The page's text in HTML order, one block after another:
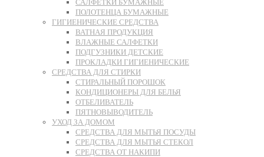
САЛФЕТКИ БУМАЖНЫЕ
ПОЛОТЕНЦА БУМАЖНЫЕ
ГИГИЕНИЧЕСКИЕ СРЕДСТВА
ВАТНАЯ ПРОДУКЦИЯ
ВЛАЖНЫЕ САЛФЕТКИ
ПОДГУЗНИКИ ДЕТСКИЕ
ПРОКЛАДКИ ГИГИЕНИЧЕСКИЕ
СРЕДСТВА ДЛЯ СТИРКИ
СТИРАЛЬНЫЙ ПОРОШОК
КОНДИЦИОНЕРЫ ДЛЯ БЕЛЬЯ
ОТБЕЛИВАТЕЛЬ
ПЯТНОВЫВОДИТЕЛЬ
УХОД ЗА ДОМОМ
СРЕДСТВА ДЛЯ МЫТЬЯ ПОСУДЫ
СРЕДСТВА ДЛЯ МЫТЬЯ СТЕКОЛ
СРЕДСТВА ОТ НАКИПИ